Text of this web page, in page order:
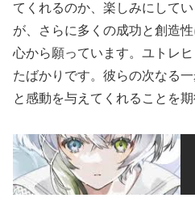
てくれるのか、楽しみにして
が、さらに多くの成功と創造
心から願っています。ユトレ
たばかりです。彼らの次なる
と感動を与えてくれることを期